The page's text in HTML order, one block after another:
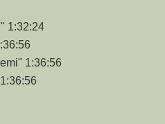
1:32:24
1:36:56